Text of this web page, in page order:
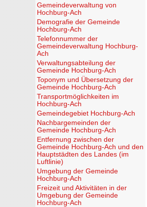
Gemeindeverwaltung von
Hochburg-Ach
Demografie der Gemeinde
Hochburg-Ach
Telefonnummer der
Gemeindeverwaltung Hochburg-
Ach
Verwaltungsabteilung der
Gemeinde Hochburg-Ach
Toponym und Übersetzung der
Gemeinde Hochburg-Ach
Transportmöglichkeiten im
Hochburg-Ach
Gemeindegebiet Hochburg-Ach
Nachbargemeinden der
Gemeinde Hochburg-Ach
Entfernung zwischen der
Gemeinde Hochburg-Ach und den
Hauptstädten des Landes (im
Luftlinie)
Umgebung der Gemeinde
Hochburg-Ach
Freizeit und Aktivitäten in der
Umgebung der Gemeinde
Hochburg-Ach